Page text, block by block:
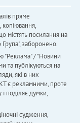
пряме
містять посилання на
Група", заборонено.
"Реклама" / "Новини
та публікуються на
які в них
є рекламними, проте
і поділяє думки,
судження,